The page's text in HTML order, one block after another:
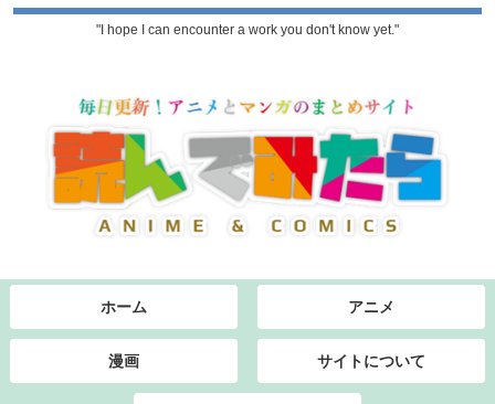
"I hope I can encounter a work you don't know yet."
ホーム アニメ
漫画 サイトについて